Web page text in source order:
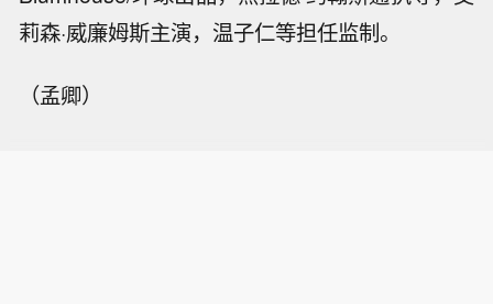
莉森·威廉姆斯主演，温子仁等担任监制。
（孟卿）